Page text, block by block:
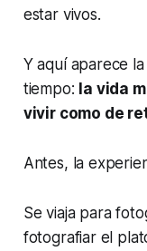
estar vivos.
Y aquí aparece
tiempo: la vida
vivir como de
Antes, la
Se viaja para
fotografiar el